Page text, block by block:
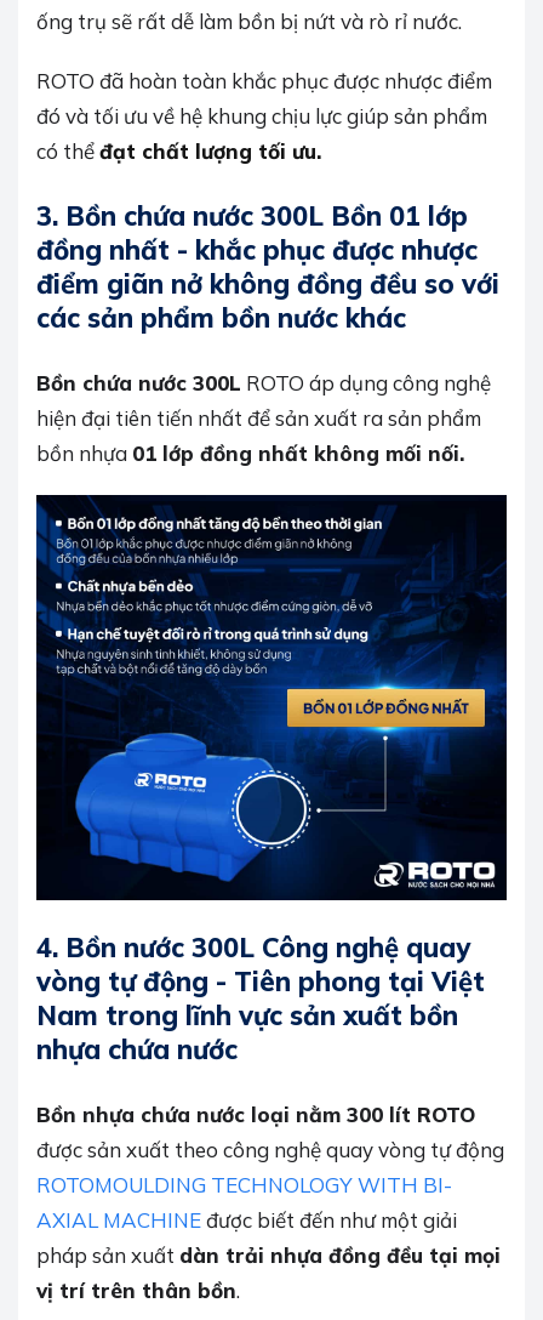
ống trụ sẽ rất dễ làm bồn bị nứt và rò rỉ nước.
ROTO đã hoàn toàn khắc phục được nhược điểm
đó và tối ưu về hệ khung chịu lực giúp sản phẩm
có thểđạt chất lượng tối ưu.
3. Bồn chứa nước 300L Bồn 01 lớp
đồng nhất - khắc phục được nhược
điểm giãn nở không đồng đều so với
các sản phẩm bồn nước khác
Bồn chứa nước 300L ROTO áp dụng công nghệ
hiện đại tiên tiến nhất để sản xuất ra sản phẩm
bồn nhựa 01 lớp đồng nhất không mối nối.
4. Bồn nước 300L Công nghệ quay
vòng tự động - Tiên phong tại Việt
Nam trong lĩnh vực sản xuất bồn
nhựa chứa nước
Bồn nhựa chứa nước loại nằm 300 lít ROTO
được sản xuất theo công nghệ quay vòng tự động
ROTOMOULDING TECHNOLOGY WITH BI-
AXIAL MACHINEđược biết đến như một giải
pháp sản xuất dàn trải nhựa đồng đều tại mọi
vị trí trên thân bồn.